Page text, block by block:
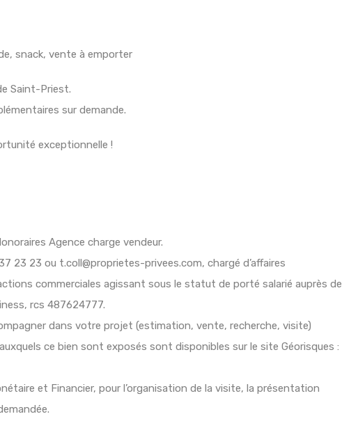
snack, vente à emporter
Saint-Priest.
sur demande.
exceptionnelle !
Agence charge vendeur.
23 23 ou t.coll@proprietes-privees.com, chargé d’affaires
commerciales agissant sous le statut de porté salarié auprès de
rcs 487624777.
dans votre projet (estimation, vente, recherche, visite)
ce bien sont exposés sont disponibles sur le site Géorisques :
et Financier, pour l’organisation de la visite, la présentation